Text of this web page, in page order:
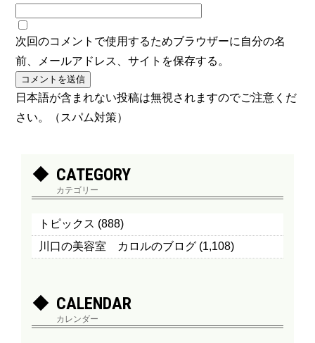
次回のコメントで使用するためブラウザーに自分の名
前、メールアドレス、サイトを保存する。
日本語が含まれない投稿は無視されますのでご注意くだ
さい。（スパム対策）
CATEGORY
カテゴリー
トピックス (888)
川口の美容室 カロルのブログ (1,108)
CALENDAR
カレンダー